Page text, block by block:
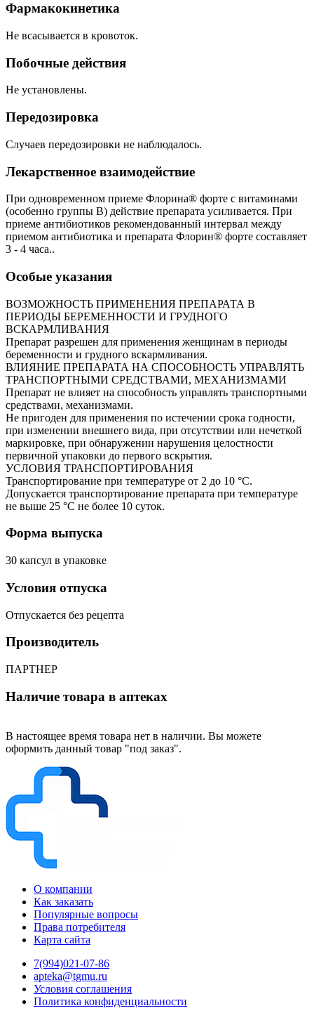
Фармакокинетика
Не всасывается в кровоток.
Побочные действия
Не установлены.
Передозировка
Случаев передозировки не наблюдалось.
Лекарственное взаимодействие
При одновременном приеме Флорина® форте с витаминами
(особенно группы В) действие препарата усиливается. При
приеме антибиотиков рекомендованный интервал между
приемом антибиотика и препарата Флорин® форте составляет
3 - 4 часа..
Особые указания
ВОЗМОЖНОСТЬ ПРИМЕНЕНИЯ ПРЕПАРАТА В
ПЕРИОДЫ БЕРЕМЕННОСТИ И ГРУДНОГО
ВСКАРМЛИВАНИЯ
Препарат разрешен для применения женщинам в периоды
беременности и грудного вскармливания.
ВЛИЯНИЕ ПРЕПАРАТА НА СПОСОБНОСТЬ УПРАВЛЯТЬ
ТРАНСПОРТНЫМИ СРЕДСТВАМИ, МЕХАНИЗМАМИ
Препарат не влияет на способность управлять транспортными
средствами, механизмами.
Не пригоден для применения по истечении срока годности,
при изменении внешнего вида, при отсутствии или нечеткой
маркировке, при обнаружении нарушения целостности
первичной упаковки до первого вскрытия.
УСЛОВИЯ ТРАНСПОРТИРОВАНИЯ
Транспортирование при температуре от 2 до 10 °С.
Допускается транспортирование препарата при температуре
не выше 25 °С не более 10 суток.
Форма выпуска
30 капсул в упаковке
Условия отпуска
Отпускается без рецепта
Производитель
ПАРТНЕР
Наличие товара в аптеках
В настоящее время товара нет в наличии. Вы можете
оформить данный товар "под заказ".
О компании
Как заказать
Популярные вопросы
Права потребителя
Карта сайта
7(994)021-07-86
apteka@tgmu.ru
Условия соглашения
Политика конфиденциальности